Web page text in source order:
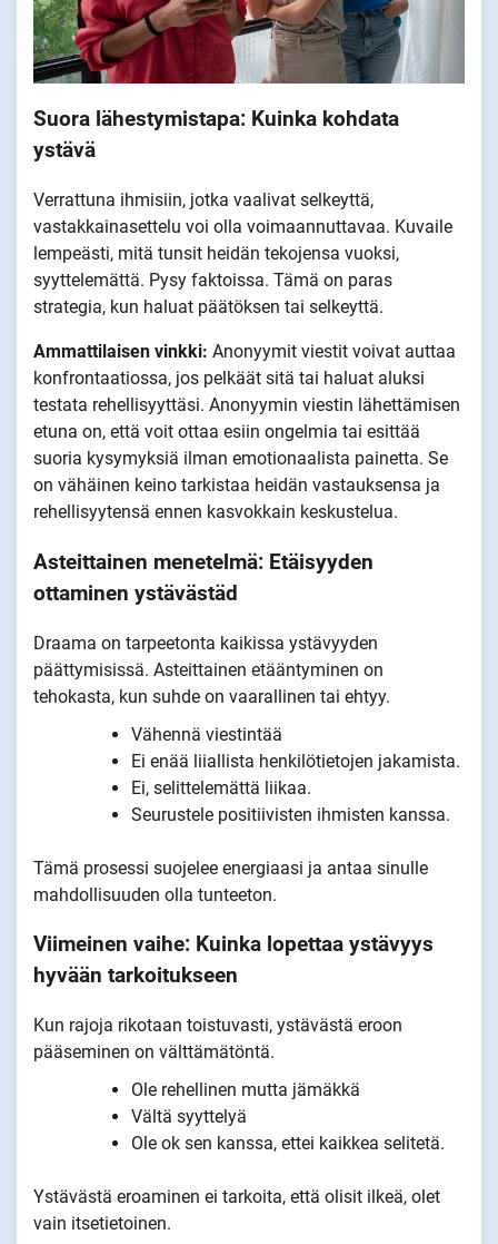
Suora lähestymistapa: Kuinka kohdata
ystävä
Verrattuna ihmisiin, jotka vaalivat selkeyttä,
vastakkainasettelu voi olla voimaannuttavaa. Kuvaile
lempeästi, mitä tunsit heidän tekojensa vuoksi,
syyttelemättä. Pysy faktoissa. Tämä on paras
strategia, kun haluat päätöksen tai selkeyttä.
Ammattilaisen vinkki: Anonyymit viestit voivat auttaa
konfrontaatiossa, jos pelkäät sitä tai haluat aluksi
testata rehellisyyttäsi. Anonyymin viestin lähettämisen
etuna on, että voit ottaa esiin ongelmia tai esittää
suoria kysymyksiä ilman emotionaalista painetta. Se
on vähäinen keino tarkistaa heidän vastauksensa ja
rehellisyytensä ennen kasvokkain keskustelua.
Asteittainen menetelmä: Etäisyyden
ottaminen ystävästäd
Draama on tarpeetonta kaikissa ystävyyden
päättymisissä. Asteittainen etääntyminen on
tehokasta, kun suhde on vaarallinen tai ehtyy.
Vähennä viestintää
Ei enää liiallista henkilötietojen jakamista.
Ei, selittelemättä liikaa.
Seurustele positiivisten ihmisten kanssa.
Tämä prosessi suojelee energiaasi ja antaa sinulle
mahdollisuuden olla tunteeton.
Viimeinen vaihe: Kuinka lopettaa ystävyys
hyvään tarkoitukseen
Kun rajoja rikotaan toistuvasti, ystävästä eroon
pääseminen on välttämätöntä.
Ole rehellinen mutta jämäkkä
Vältä syyttelyä
Ole ok sen kanssa, ettei kaikkea selitetä.
Ystävästä eroaminen ei tarkoita, että olisit ilkeä, olet
vain itsetietoinen.